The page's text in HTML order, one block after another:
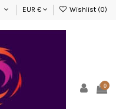
EUR € Wishlist (0)
0